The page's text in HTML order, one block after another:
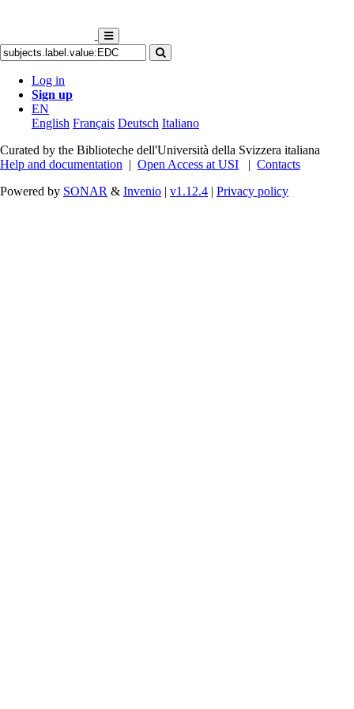
Log in
Sign up
EN
English Français Deutsch Italiano
Curated by the Biblioteche dell'Università della Svizzera italiana
Help and documentation | Open Access at USI | Contacts
Powered by SONAR & Invenio | v1.12.4 | Privacy policy